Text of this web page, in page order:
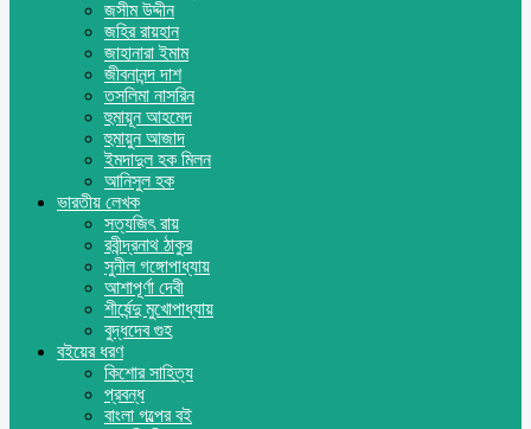
জসীম উদ্দীন
জহির রায়হান
জাহানারা ইমাম
জীবনানন্দ দাশ
তসলিমা নাসরিন
হুমায়ূন আহমেদ
হুমায়ুন আজাদ
ইমদাদুল হক মিলন
আনিসুল হক
ভারতীয় লেখক
সত্যজিৎ রায়
রবীন্দ্রনাথ ঠাকুর
সুনীল গঙ্গোপাধ্যায়
আশাপূর্ণা দেবী
শীর্ষেন্দু মুখোপাধ্যায়
বুদ্ধদেব গুহ
বইয়ের ধরণ
কিশোর সাহিত্য
প্রবন্ধ
বাংলা গল্পের বই